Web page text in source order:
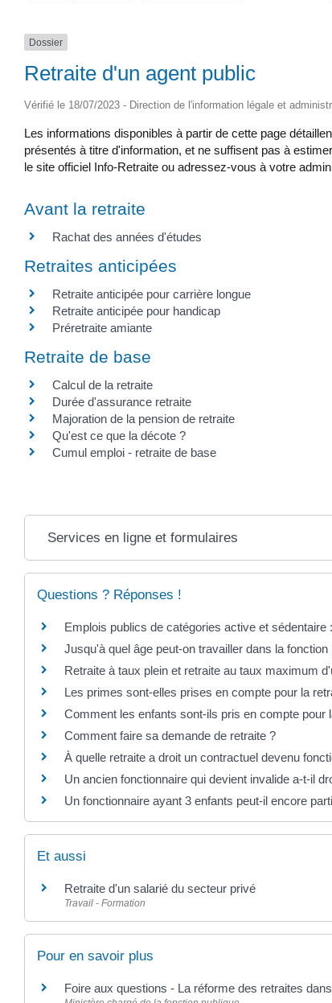
Dossier
Retraite d'un agent public
Vérifié le 18/07/2023 - Direction de l'information légale et
Les informations disponibles à partir de cette page
présentés à titre d'information, et ne suffisent pas à
le site officiel Info-Retraite ou adressez-vous à votre
Avant la retraite
Rachat des années d'études
Retraites anticipées
Retraite anticipée pour carrière longue
Retraite anticipée pour handicap
Préretraite amiante
Retraite de base
Calcul de la retraite
Durée d'assurance retraite
Majoration de la pension de retraite
Qu'est ce que la décote ?
Cumul emploi - retraite de base
Services en ligne et formulaires
Questions ? Réponses !
Emplois publics de catégories active et sédentaire
Jusqu'à quel âge peut-on travailler dans la fonction
Retraite à taux plein et retraite au taux maximum
Les primes sont-elles prises en compte pour la
Comment les enfants sont-ils pris en compte pour
Comment faire sa demande de retraite ?
À quelle retraite a droit un contractuel devenu
Un ancien fonctionnaire qui devient invalide a-t-il
Un fonctionnaire ayant 3 enfants peut-il encore
Et aussi
Retraite d'un salarié du secteur privé
Travail - Formation
Pour en savoir plus
Foire aux questions - La réforme des retraites